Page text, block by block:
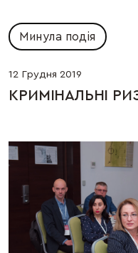
Минула подія
12 Грудня 2019
КРИМІНАЛЬНІ